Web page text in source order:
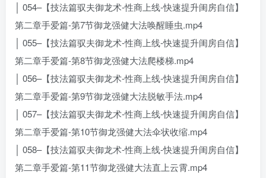
│ 054–【技法篇驭夫御龙术-性商上线-快速提升闺房自信】
第二章手爱篇-第7节御龙强健大法唤醒睡虫.mp4
│ 055–【技法篇驭夫御龙术-性商上线-快速提升闺房自信】
第二章手爱篇-第8节御龙强健大法爬楼梯.mp4
│ 056–【技法篇驭夫御龙术-性商上线-快速提升闺房自信】
第二章手爱篇-第9节御龙强健大法脱敏手法.mp4
│ 057–【技法篇驭夫御龙术-性商上线-快速提升闺房自信】
第二章手爱篇-第10节御龙强健大法伞状收缩.mp4
│ 058–【技法篇驭夫御龙术-性商上线-快速提升闺房自信】
第二章手爱篇-第11节御龙强健大法直上云霄.mp4